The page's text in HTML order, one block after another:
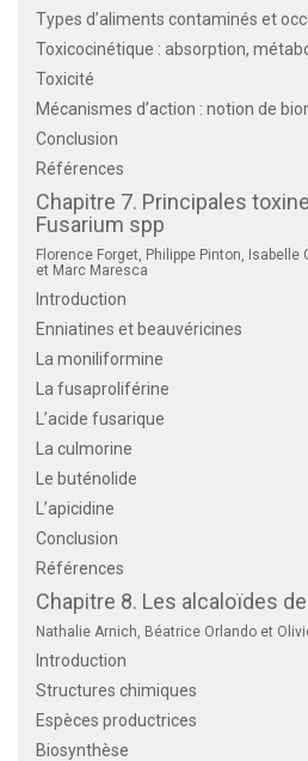
Types d’aliments contaminés et
Toxicocinétique : absorption,
Toxicité
Mécanismes d’action : notion de
Conclusion
Références
Chapitre 7. Principales
Fusarium spp
Florence Forget, Philippe Pinton,
et Marc Maresca
Introduction
Enniatines et beauvéricines
La moniliformine
La fusaproliférine
L’acide fusarique
La culmorine
Le buténolide
L’apicidine
Conclusion
Références
Chapitre 8. Les alcaloïdes de
Nathalie Arnich, Béatrice Orlando et
Introduction
Structures chimiques
Espèces productrices
Biosynthèse